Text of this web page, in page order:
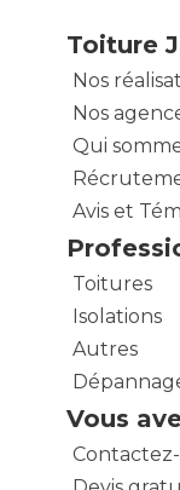
Toiture
Nos
Nos
Qui
Avis et
Toitures
Isolations
Autres
Vous